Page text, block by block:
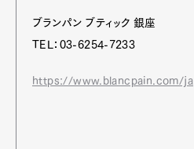
ブランパン ブティック 銀座
TEL：03-6254-7233
https://www.blancpain.com/ja